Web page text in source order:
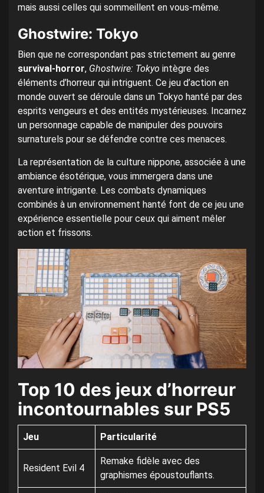
mais aussi celles qui sommeillent en vous-même.
Ghostwire: Tokyo
Bien que ne correspondant pas strictement au genre
survival-horror, Ghostwire: Tokyo intègre des
éléments d’horreur qui intriguent. Ce jeu d’action en
monde ouvert se déroule dans un Tokyo hanté par des
esprits vengeurs et des entités mystérieuses. Incarnez
un personnage capable de manipuler des pouvoirs
surnaturels pour se défendre contre ces menaces.
La représentation de la culture nippone, associée à une
ambiance ésotérique, vous immergera dans une
aventure intrigante. Les combats dynamiques
combinés à un environnement hanté font de ce jeu une
expérience essentielle pour ceux qui aiment mêler
action et frissons.
Top 10 des jeux d’horreur
incontournables sur PS5
Jeu Particularité
Resident Evil 4
Remake fidèle avec des
graphismes époustouflants.